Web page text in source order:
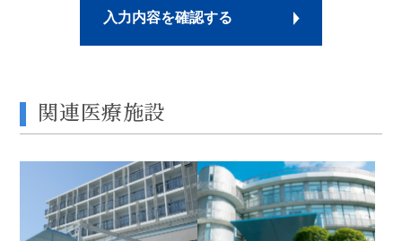
b) お問い合わせいただいたご質問への回答のご連絡。
取得した個人情報は、ご本人の同意なしに目的以外では
託業者も監督します。
ご本人の同意を得ずに第三者に情報を提供しません。
公開された個人情報が事実と異なる場合、訂正や削除に
応じます。
個人情報の取り扱いに関する苦情に対し、適切・迅速に
入力内容を確認する
関連医療施設